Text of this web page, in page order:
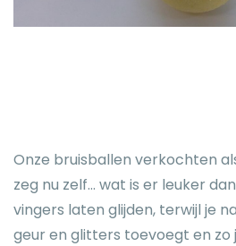
Onze bruisballen verkochten
zeg nu zelf... wat is er leuker
vingers laten glijden, terwijl je
geur en glitters toevoegt en zo